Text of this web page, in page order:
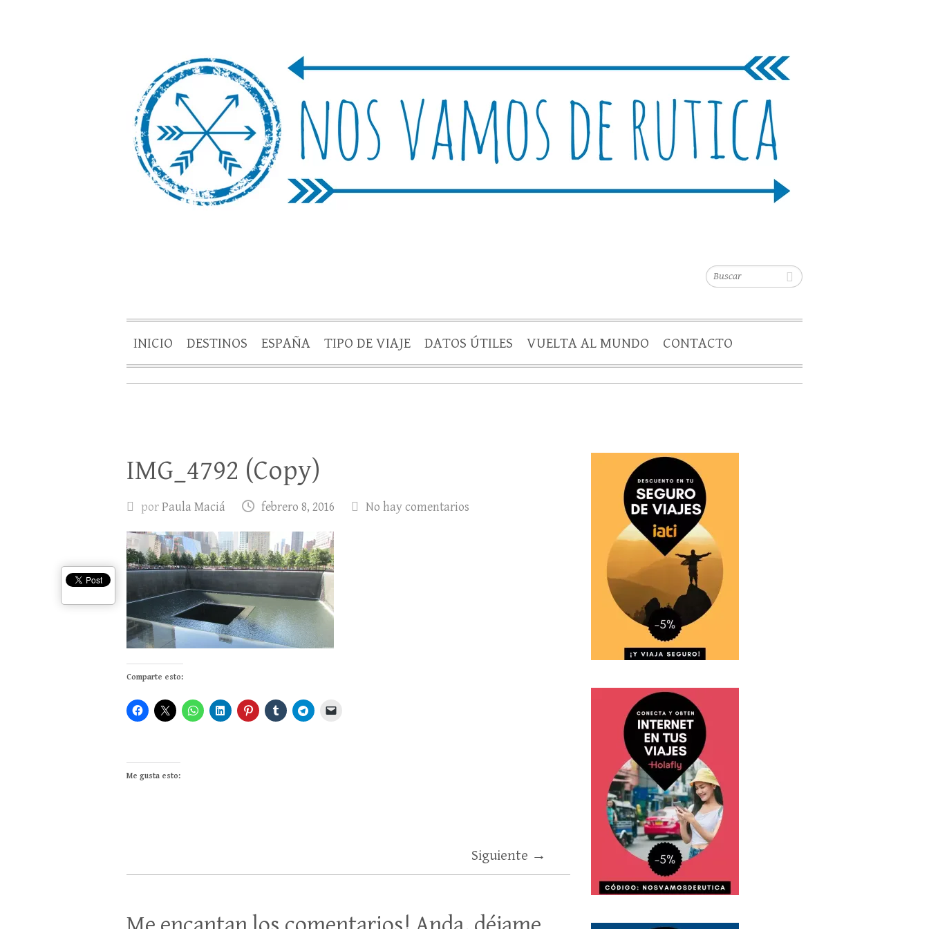
Buscar
Nos Vamos de Rutica
Un blog de viajes donde se comparte experiencias, trucos y consejos.
INICIO DESTINOS ESPAÑA TIPO DE VIAJE DATOS ÚTILES VUELTA AL MUNDO CONTACTO
IMG_4792 (Copy)
porPaula Maciá febrero 8, 2016 No hay comentarios
Comparte esto:
Me gusta esto:
Siguiente →